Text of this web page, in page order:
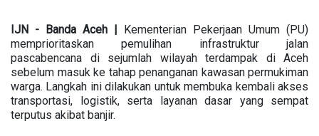
IJN - Banda Aceh | Kementerian Pekerjaan Umum (PU)
memprioritaskan pemulihan infrastruktur jalan
pascabencana di sejumlah wilayah terdampak di Aceh
sebelum masuk ke tahap penanganan kawasan permukiman
warga. Langkah ini dilakukan untuk membuka kembali akses
transportasi, logistik, serta layanan dasar yang sempat
terputus akibat banjir.